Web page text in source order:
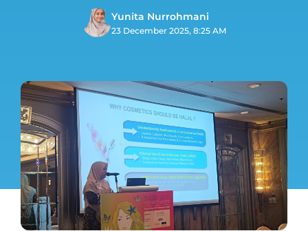
Yunita Nurrohmani
23 December 2025, 8:25 AM